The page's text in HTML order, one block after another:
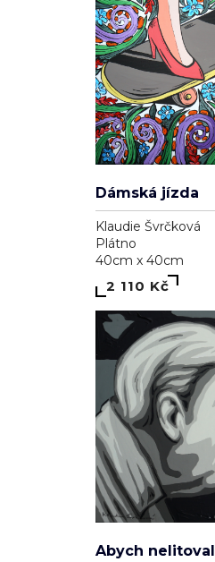
Dámská jízda
Klaudie Švrčková
Plátno
40cm x 40cm
2 110 Kč
Abych nelitoval